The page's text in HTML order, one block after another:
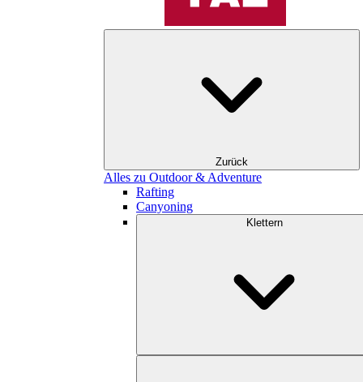
Zurück
Alles zu Outdoor & Adventure
Rafting
Canyoning
Klettern